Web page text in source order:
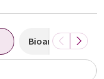
Bioanalytik